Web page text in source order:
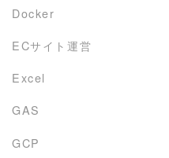
Docker
ECサイト運営
Excel
GAS
GCP